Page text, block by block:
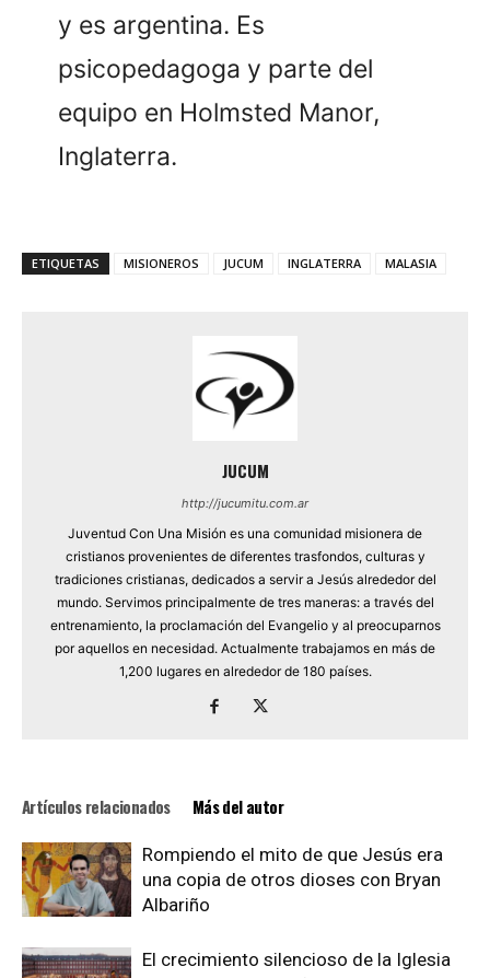
y es argentina. Es
psicopedagoga y parte del
equipo en Holmsted Manor,
Inglaterra.
ETIQUETAS MISIONEROS JUCUM INGLATERRA MALASIA
JUCUM
http://jucumitu.com.ar
Juventud Con Una Misión es una comunidad misionera de
cristianos provenientes de diferentes trasfondos, culturas y
tradiciones cristianas, dedicados a servir a Jesús alrededor del
mundo. Servimos principalmente de tres maneras: a través del
entrenamiento, la proclamación del Evangelio y al preocuparnos
por aquellos en necesidad. Actualmente trabajamos en más de
1,200 lugares en alrededor de 180 países.
Artículos relacionados Más del autor
Rompiendo el mito de que Jesús era
una copia de otros dioses con Bryan
Albariño
El crecimiento silencioso de la Iglesia